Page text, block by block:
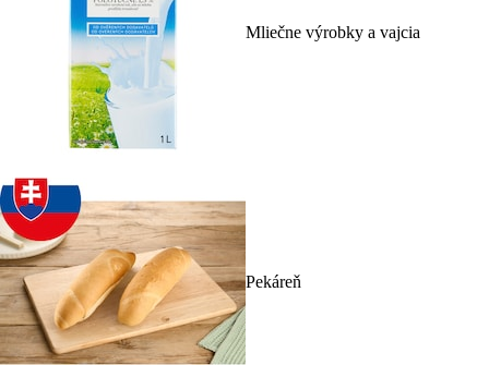
Mliečne výrobky a vajcia
Pekáreň